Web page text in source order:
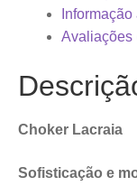
Informação
Avaliações
Choker Lacraia
Sofisticação e